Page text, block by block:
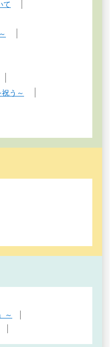
て
う～
～